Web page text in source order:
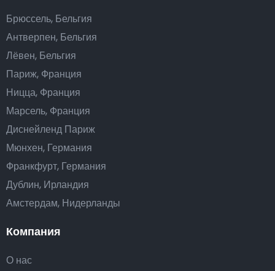
Компания
О нас
Брюссель, Бельгия
Антверпен, Бельгия
Лёвен, Бельгия
Париж, Франция
Ницца, Франция
Марсель, Франция
Диснейленд Париж
Мюнхен, Германия
Франкфурт, Германия
Дублин, Ирландия
Амстердам, Нидерланды